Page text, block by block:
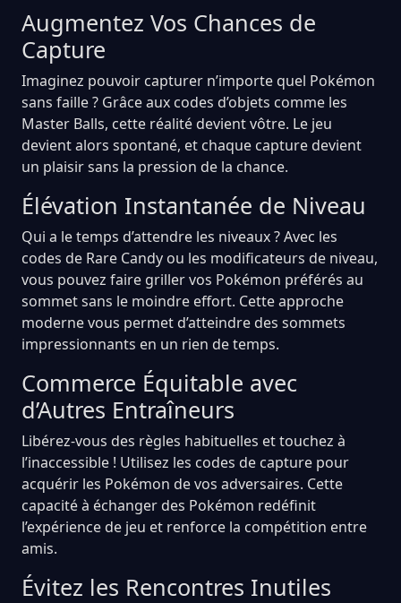
Augmentez Vos Chances de
Capture
Imaginez pouvoir capturer n’importe quel Pokémon
sans faille ? Grâce aux codes d’objets comme les
Master Balls, cette réalité devient vôtre. Le jeu
devient alors spontané, et chaque capture devient
un plaisir sans la pression de la chance.
Élévation Instantanée de Niveau
Qui a le temps d’attendre les niveaux ? Avec les
codes de Rare Candy ou les modificateurs de niveau,
vous pouvez faire griller vos Pokémon préférés au
sommet sans le moindre effort. Cette approche
moderne vous permet d’atteindre des sommets
impressionnants en un rien de temps.
Commerce Équitable avec
d’Autres Entraîneurs
Libérez-vous des règles habituelles et touchez à
l’inaccessible ! Utilisez les codes de capture pour
acquérir les Pokémon de vos adversaires. Cette
capacité à échanger des Pokémon redéfinit
l’expérience de jeu et renforce la compétition entre
amis.
Évitez les Rencontres Inutiles